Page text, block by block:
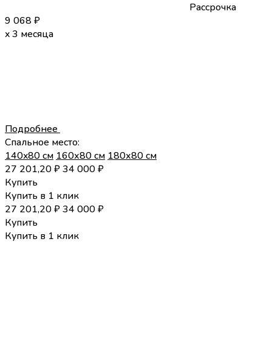
Рассрочка
9 068 ₽
x 3 месяца
Подробнее
Спальное место:
140x80 см 160х80 см 180х80 см
27 201,20₽34 000₽
Купить
Купить в 1 клик
27 201,20₽34 000₽
Купить
Купить в 1 клик